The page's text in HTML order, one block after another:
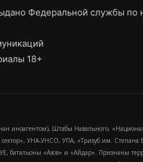
Федеральной службы по
18+
иноагентом), Штабы Навального,
УНА-УНСО, УПА, «Тризуб им.
батальоны «Азов» и «Айдар». Признаны